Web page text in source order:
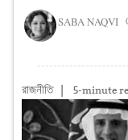
SABA NAQVI
রাজনীতি|5-minute